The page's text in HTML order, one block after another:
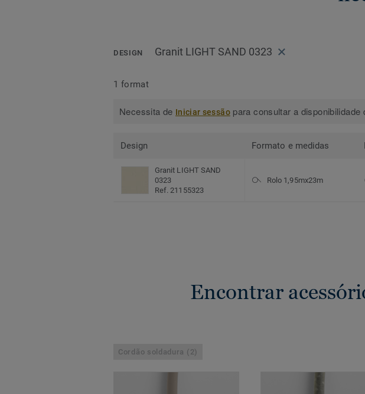
DESIGN Granit LIGHT SAND 0323
1 format
Necessita de Iniciar sessãopara consultar a disponibilidade
Design Formato e medidas
Granit LIGHT SAND
0323
Ref. 21155323
Rolo 1,95mx23m
Encontrar
Cordão soldadura (2)